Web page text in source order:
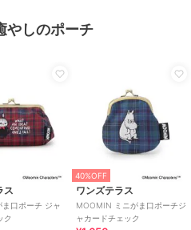
やしのポーチ
ス
口ポーチ ジャ
ク
40%OFF
ワンズテラス
MOOMIN ミニがま口ポーチジ
ャカードチェック